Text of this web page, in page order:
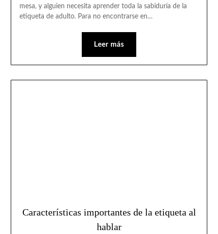
mesa, y alguien necesita aprender toda la sabiduría de la
etiqueta de adulto. Para no encontrarse en…
Leer más
Características importantes de la etiqueta al
hablar